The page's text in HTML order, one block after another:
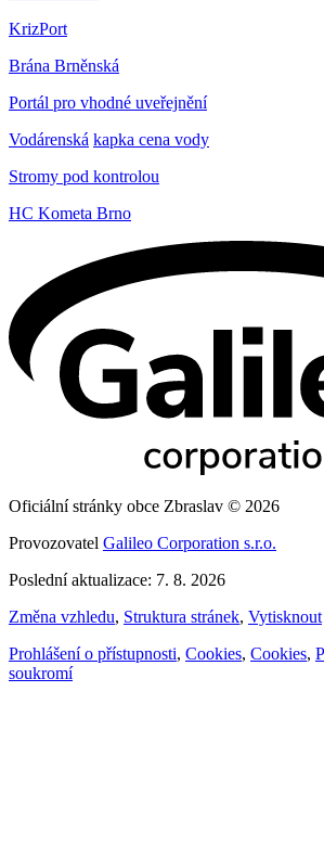
KrizPort
Brána Brněnská
Portál pro vhodné uveřejnění
Vodárenská kapka cena vody
Stromy pod kontrolou
HC Kometa Brno
Oficiální stránky obce Zbraslav © 2026
Provozovatel Galileo Corporation s.r.o.
Poslední aktualizace: 7. 8. 2026
Změna vzhledu, Struktura stránek, Vytisknout
Prohlášení o přístupnosti, Cookies, Cookies,
soukromí